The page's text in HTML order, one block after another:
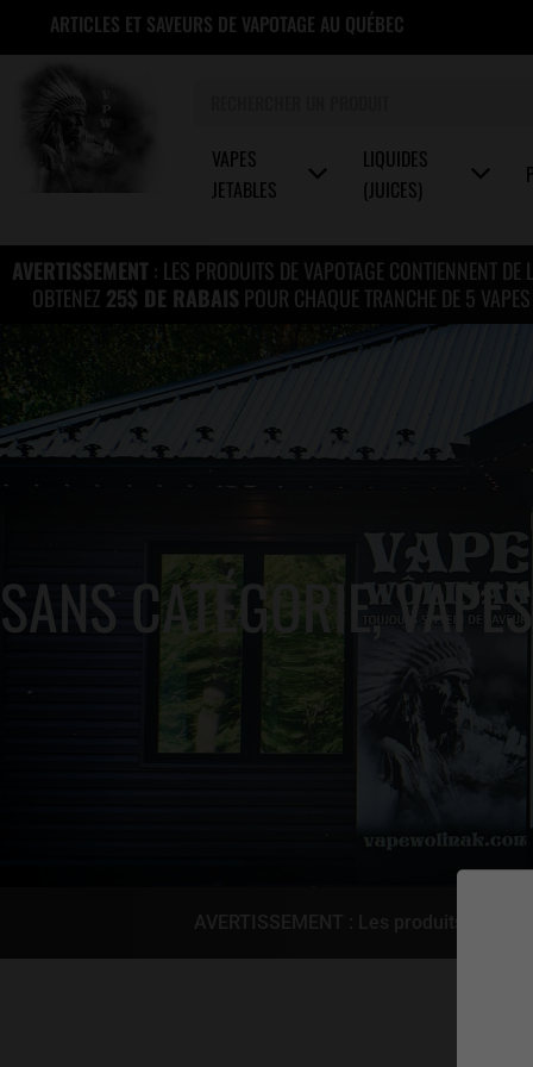
ARTICLES ET SAVEURS DE VAPOTAGE AU QUÉBEC
VAPES
JETABLES
LIQUIDES
(JUICES)
AVERTISSEMENT: LES PRODUITS DE VAPOTAGE CONTIENNENT
OBTENEZ 25$ DE RABAIS POUR CHAQUE TRANCHE DE 5
SANS CATÉGORIE,